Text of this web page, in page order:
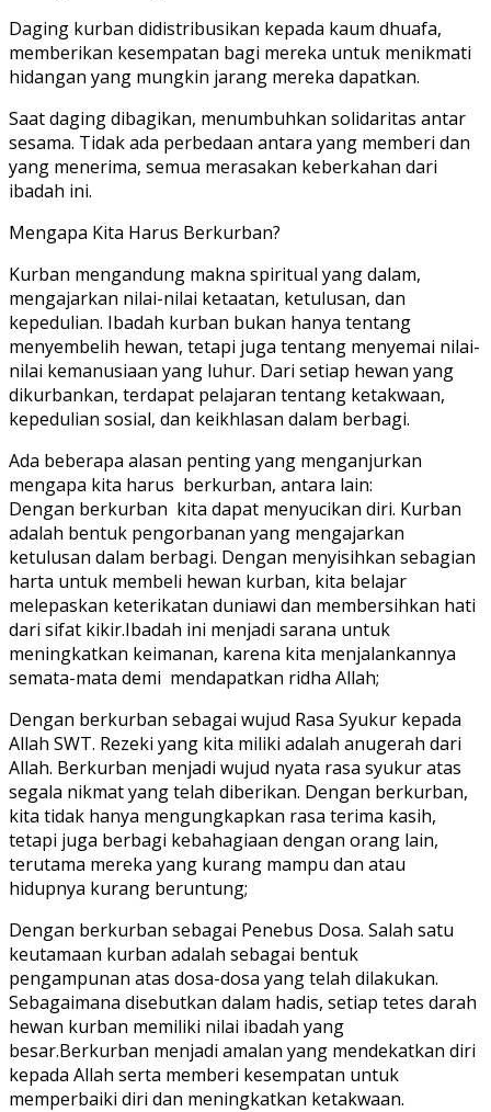
Daging kurban didistribusikan kepada kaum dhuafa,
memberikan kesempatan bagi mereka untuk menikmati
hidangan yang mungkin jarang mereka dapatkan.
Saat daging dibagikan, menumbuhkan solidaritas antar
sesama. Tidak ada perbedaan antara yang memberi dan
yang menerima, semua merasakan keberkahan dari
ibadah ini.
Mengapa Kita Harus Berkurban?
Kurban mengandung makna spiritual yang dalam,
mengajarkan nilai-nilai ketaatan, ketulusan, dan
kepedulian. Ibadah kurban bukan hanya tentang
menyembelih hewan, tetapi juga tentang menyemai nilai-
nilai kemanusiaan yang luhur. Dari setiap hewan yang
dikurbankan, terdapat pelajaran tentang ketakwaan,
kepedulian sosial, dan keikhlasan dalam berbagi.
Ada beberapa alasan penting yang menganjurkan
mengapa kita harus berkurban, antara lain:
Dengan berkurban kita dapat menyucikan diri. Kurban
adalah bentuk pengorbanan yang mengajarkan
ketulusan dalam berbagi. Dengan menyisihkan sebagian
harta untuk membeli hewan kurban, kita belajar
melepaskan keterikatan duniawi dan membersihkan hati
dari sifat kikir.Ibadah ini menjadi sarana untuk
meningkatkan keimanan, karena kita menjalankannya
semata-mata demi mendapatkan ridha Allah;
Dengan berkurban sebagai wujud Rasa Syukur kepada
Allah SWT. Rezeki yang kita miliki adalah anugerah dari
Allah. Berkurban menjadi wujud nyata rasa syukur atas
segala nikmat yang telah diberikan. Dengan berkurban,
kita tidak hanya mengungkapkan rasa terima kasih,
tetapi juga berbagi kebahagiaan dengan orang lain,
terutama mereka yang kurang mampu dan atau
hidupnya kurang beruntung;
Dengan berkurban sebagai Penebus Dosa. Salah satu
keutamaan kurban adalah sebagai bentuk
pengampunan atas dosa-dosa yang telah dilakukan.
Sebagaimana disebutkan dalam hadis, setiap tetes darah
hewan kurban memiliki nilai ibadah yang
besar.Berkurban menjadi amalan yang mendekatkan diri
kepada Allah serta memberi kesempatan untuk
memperbaiki diri dan meningkatkan ketakwaan.